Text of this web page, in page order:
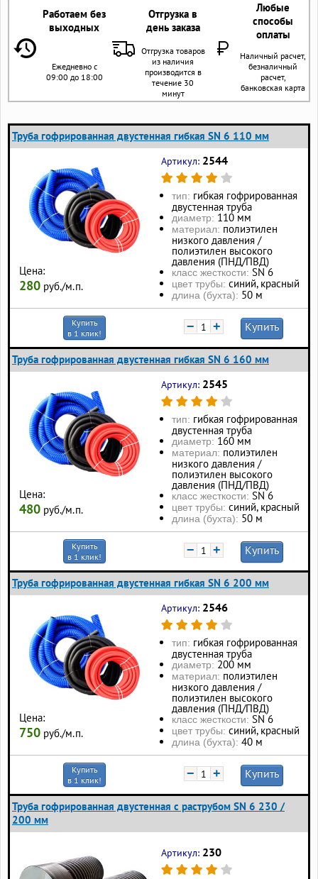
Работаем без
выходных
Отгрузка в
день заказа
Любые
способы
оплаты
Ежедневно с
09:00 до 18:00
Отгрузка товаров
из наличия
производится в
течение 30
минут
Наличный расчет,
безналичный
расчет,
банковская карта
Труба гофрированная двустенная гибкая SN 6 110 мм
Цена:
280 руб./м.п.
Артикул: 2544
тип: гибкая гофрированная
двустенная труба
диаметр: 110 мм
материал: полиэтилен
низкого давления /
полиэтилен высокого
давления (ПНД/ПВД)
класс жесткости: SN 6
цвет трубы: синий, красный
длина (бухта): 50 м
Купить
в 1 клик!
− + Купить
Труба гофрированная двустенная гибкая SN 6 160 мм
Цена:
480 руб./м.п.
Артикул: 2545
тип: гибкая гофрированная
двустенная труба
диаметр: 160 мм
материал: полиэтилен
низкого давления /
полиэтилен высокого
давления (ПНД/ПВД)
класс жесткости: SN 6
цвет трубы: синий, красный
длина (бухта): 50 м
Купить
в 1 клик!
− + Купить
Труба гофрированная двустенная гибкая SN 6 200 мм
Цена:
750 руб./м.п.
Артикул: 2546
тип: гибкая гофрированная
двустенная труба
диаметр: 200 мм
материал: полиэтилен
низкого давления /
полиэтилен высокого
давления (ПНД/ПВД)
класс жесткости: SN 6
цвет трубы: синий, красный
длина (бухта): 40 м
Купить
в 1 клик!
− + Купить
Труба гофрированная двустенная с раструбом SN 6 230 /
200 мм
Артикул: 230